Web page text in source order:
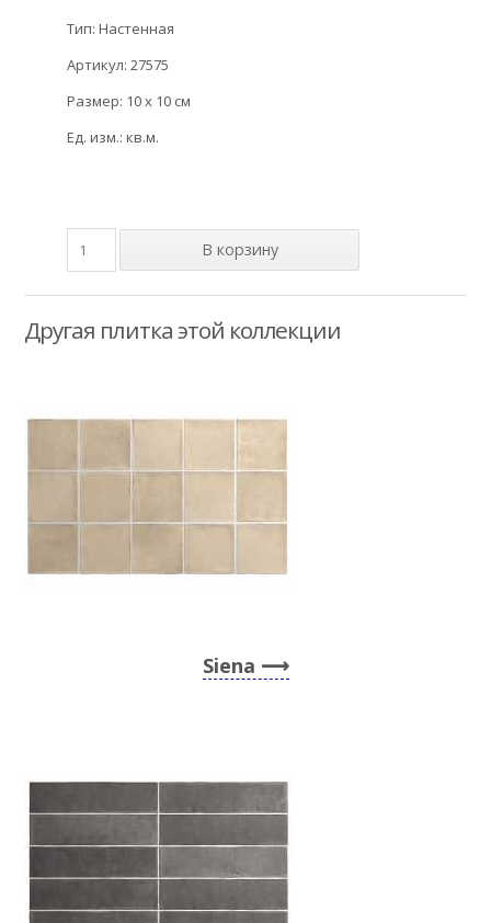
Тип: Настенная
Артикул: 27575
Размер: 10 x 10 см
Ед. изм.: кв.м.
Другая плитка этой коллекции
Siena